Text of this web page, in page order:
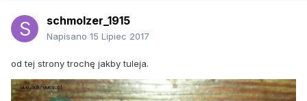
schmolzer_1915
Napisano 15 Lipiec 2017
od tej strony trochę jakby tuleja.